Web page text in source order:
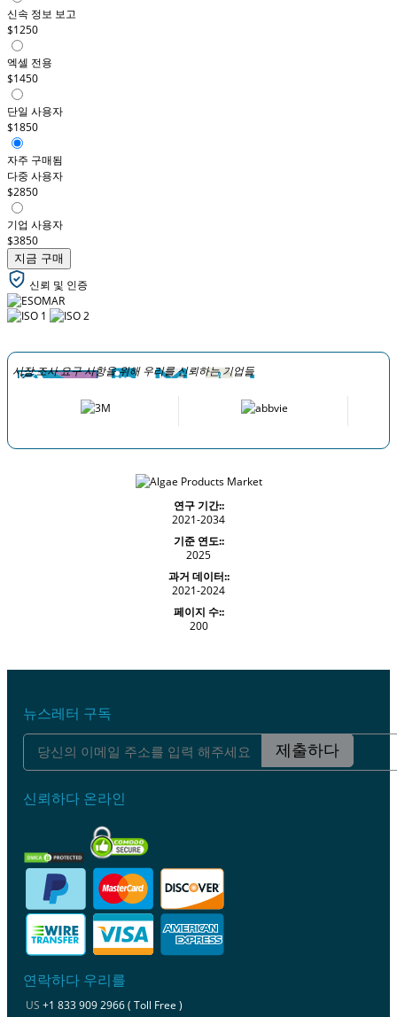
신속 정보 보고
$1250
엑셀 전용
$1450
단일 사용자
$1850
자주 구매됨
다중 사용자
$2850
기업 사용자
$3850
지금 구매
신뢰 및 인증
시장 조사 요구 사항을 위해 우리를 신뢰하는 기업들
연구 기간::
2021-2034
기준 연도::
2025
과거 데이터::
2021-2024
페이지 수::
200
뉴스레터 구독
제출하다
신뢰하다 온라인
연락하다 우리를
US +1 833 909 2966 ( Toll Free )